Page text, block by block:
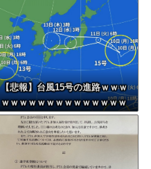
【悲報】台風15号の進路ｗｗｗ
ｗｗｗｗｗｗｗｗｗｗｗｗｗｗ